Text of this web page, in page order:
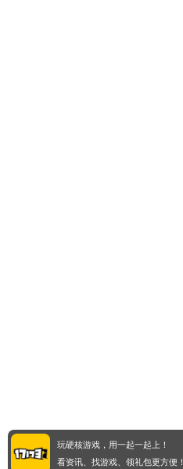
玩硬核游戏，用一起一起上！
看资讯、找游戏、领礼包更方便！